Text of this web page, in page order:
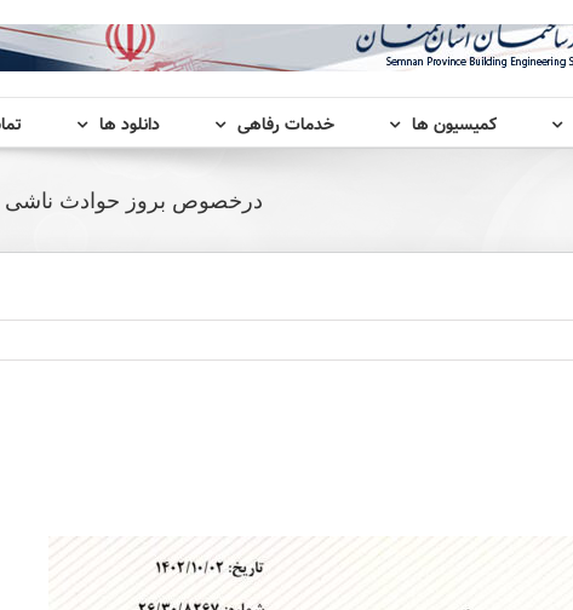
کمیسیون ها خدمات رفاهی دانلود ها
درخصوص بروز حوادث ناشی